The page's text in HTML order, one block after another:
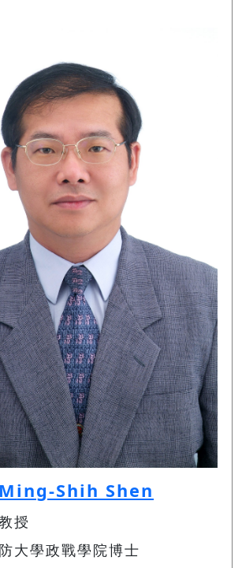
Shih Shen
授
大學政戰學院博士